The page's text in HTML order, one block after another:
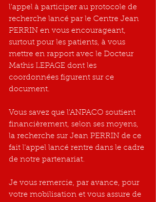
l'appel à participer au protocole de
recherche lancé par le Centre Jean
PERRIN en vous encourageant,
surtout pour les patients, à vous
mettre en rapport avec le Docteur
Mathis LEPAGE dont les
coordonnées figurent sur ce
document.
Vous savez que l'ANPACO soutient
financièrement, selon ses moyens,
la recherche sur Jean PERRIN de ce
fait l'appel lancé rentre dans le cadre
de notre partenariat.
Je vous remercie, par avance, pour
votre mobilisation et vous assure de